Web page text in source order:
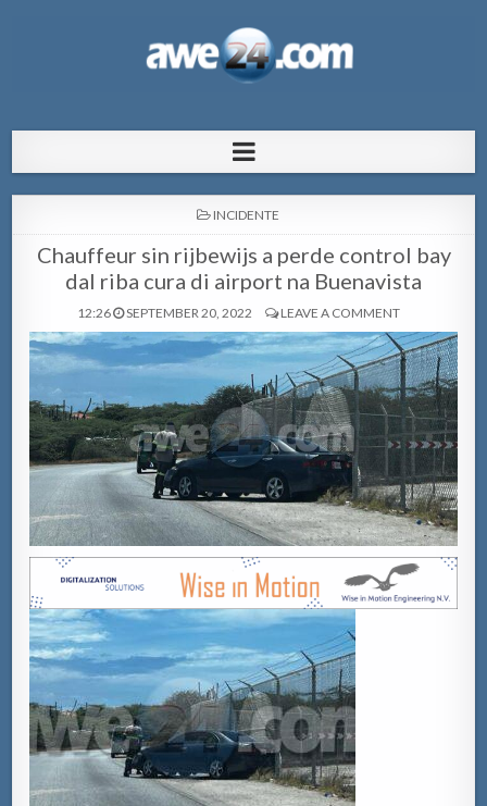
pa Aruba
POSTED
INCIDENTE
Chauffeur sin rijbewijs a perde control bay
dal riba cura di airport na Buenavista
12:26 SEPTEMBER 20, 2022 LEAVE A COMMENT